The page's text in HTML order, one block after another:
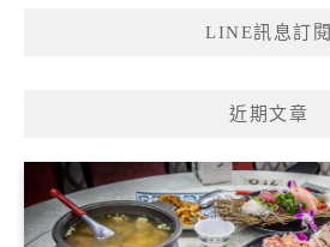
LINE訊息訂閱
近期文章